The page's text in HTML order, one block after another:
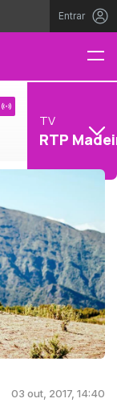
Entrar
TV
RTP
03 out, 2017, 14:40